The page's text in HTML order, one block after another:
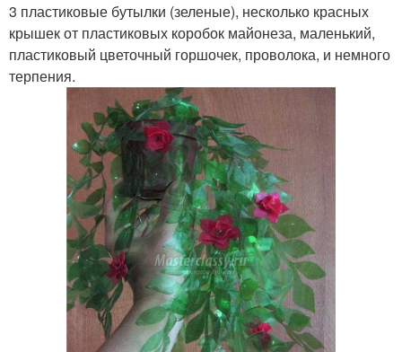
3 пластиковые бутылки (зеленые), несколько красных
крышек от пластиковых коробок майонеза, маленький,
пластиковый цветочный горшочек, проволока, и немного
терпения.